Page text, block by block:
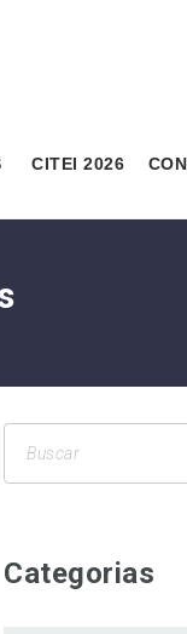
CITEI 2026
Categorias